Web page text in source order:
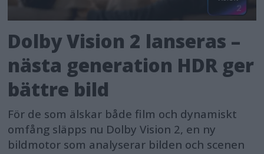
Dolby Vision 2 lanseras –
nästa generation HDR ger
bättre bild
För de som älskar både film och dynamiskt
omfång släpps nu Dolby Vision 2, en ny
bildmotor som analyserar bilden och scenen